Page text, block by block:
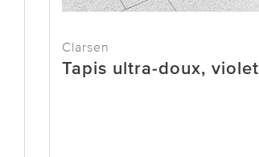
Clarsen
Tapis ultra-doux, violet